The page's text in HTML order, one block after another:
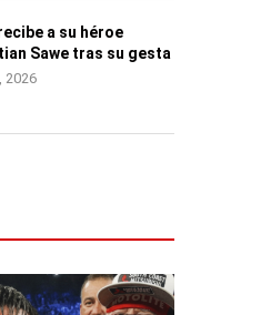
a su héroe
Sawe tras su gesta
2026